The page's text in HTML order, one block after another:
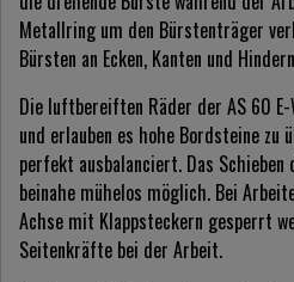
Metallring um den Bürstenträger
Bürsten an Ecken, Kanten und
Die luftbereiften Räder der AS 60
und erlauben es hohe Bordsteine zu
perfekt ausbalanciert. Das Schieben
beinahe mühelos möglich. Bei
Achse mit Klappsteckern gesperrt
Seitenkräfte bei der Arbeit.